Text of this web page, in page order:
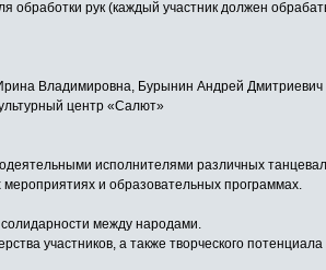
обработки рук (каждый участник должен
Владимировна, Бурынин Андрей Дмитриевич
центр «Салют»
исполнителями различных
и образовательных программах.
между народами.
участников, а также творческого